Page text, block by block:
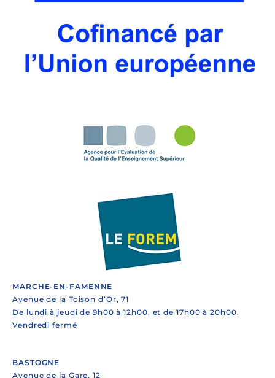
MARCHE-EN-FAMENNE
Avenue de la Toison d’Or, 71
De lundi à jeudi de 9h00 à 12h00, et de 17h00 à 20h00.
Vendredi fermé
BASTOGNE
Avenue de la Gare, 12